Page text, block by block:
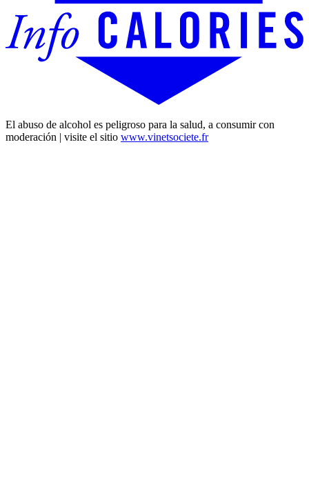
El abuso de alcohol es peligroso para la salud, a consumir con
moderación | visite el sitio www.vinetsociete.fr